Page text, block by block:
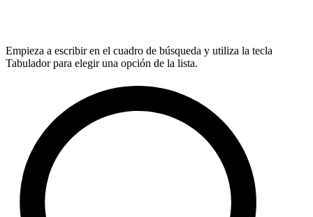
Empieza a escribir en el cuadro de búsqueda y utiliza la tecla
Tabulador para elegir una opción de la lista.